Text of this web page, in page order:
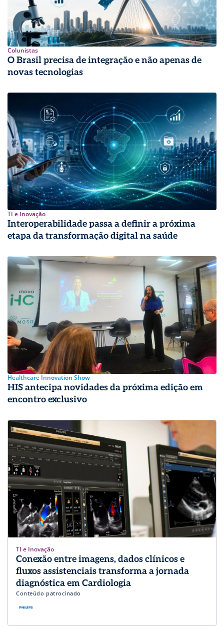
Colunistas
O Brasil precisa de integração e não apenas de
novas tecnologias
TI e Inovação
Interoperabilidade passa a definir a próxima
etapa da transformação digital na saúde
Healthcare Innovation Show
HIS antecipa novidades da próxima edição em
encontro exclusivo
TI e Inovação
Conexão entre imagens, dados clínicos e
fluxos assistenciais transforma a jornada
diagnóstica em Cardiologia
Conteúdo patrocinado